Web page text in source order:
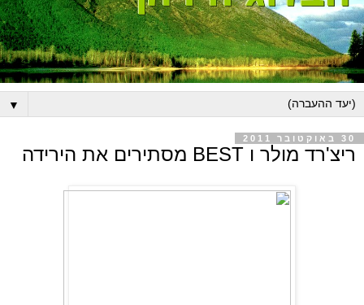
▼
30 באוקטובר 2011
ריצ'רד מולר ו BEST מסתירים את הירידה